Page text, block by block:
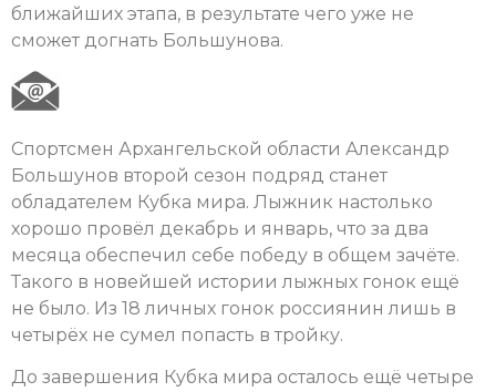
ближайших этапа, в результате чего уже не
сможет догнать Большунова.
Спортсмен Архангельской области Александр
Большунов второй сезон подряд станет
обладателем Кубка мира. Лыжник настолько
хорошо провёл декабрь и январь, что за два
месяца обеспечил себе победу в общем зачёте.
Такого в новейшей истории лыжных гонок ещё
не было. Из 18 личных гонок россиянин лишь в
четырёх не сумел попасть в тройку.
До завершения Кубка мира осталось ещё четыре